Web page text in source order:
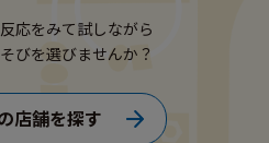
応をみて試しながら
びを選びませんか？
店舗を探す